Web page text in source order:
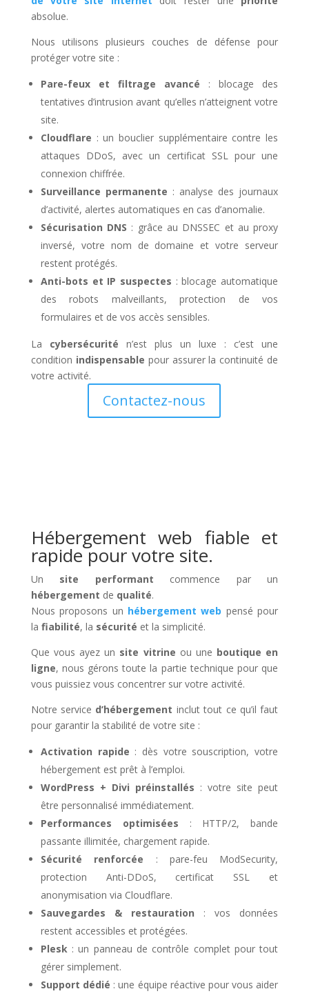
absolue.
Nous utilisons plusieurs couches de défense pour
protéger votre site :
Pare-feux et filtrage avancé : blocage des
tentatives d’intrusion avant qu’elles n’atteignent votre
site.
Cloudflare : un bouclier supplémentaire contre les
attaques DDoS, avec un certificat SSL pour une
connexion chiffrée.
Surveillance permanente : analyse des journaux
d’activité, alertes automatiques en cas d’anomalie.
Sécurisation DNS : grâce au DNSSEC et au proxy
inversé, votre nom de domaine et votre serveur
restent protégés.
Anti-bots et IP suspectes : blocage automatique
des robots malveillants, protection de vos
formulaires et de vos accès sensibles.
La cybersécurité n’est plus un luxe : c’est une
condition indispensable pour assurer la continuité de
votre activité.
Contactez-nous
Hébergement web fiable et
rapide pour votre site.
Un site performant commence par un
hébergement de qualité.
Nous proposons un hébergement web pensé pour
la fiabilité, la sécurité et la simplicité.
Que vous ayez un site vitrine ou une boutique en
ligne, nous gérons toute la partie technique pour que
vous puissiez vous concentrer sur votre activité.
Notre service d’hébergement inclut tout ce qu’il faut
pour garantir la stabilité de votre site :
Activation rapide : dès votre souscription, votre
hébergement est prêt à l’emploi.
WordPress + Divi préinstallés : votre site peut
être personnalisé immédiatement.
Performances optimisées : HTTP/2, bande
passante illimitée, chargement rapide.
Sécurité renforcée : pare-feu ModSecurity,
protection Anti-DDoS, certificat SSL et
anonymisation via Cloudflare.
Sauvegardes & restauration : vos données
restent accessibles et protégées.
Plesk: un panneau de contrôle complet pour tout
gérer simplement.
Support dédié : une équipe réactive pour vous aider